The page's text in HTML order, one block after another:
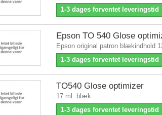
1-3 dages forventet leveringstid
Epson TO 540 Glose
Epson original patron blækindhold
1-3 dages forventet leveringstid
TO540 Glose optimizer
17 ml. blæk
1-3 dages forventet leveringstid